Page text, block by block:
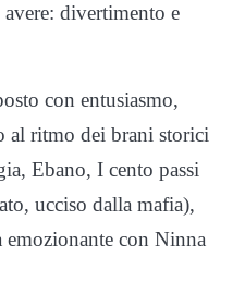
divertimento e
con entusiasmo,
al ritmo dei brani storici
Ebano, I cento passi
ucciso dalla mafia),
emozionante con Ninna